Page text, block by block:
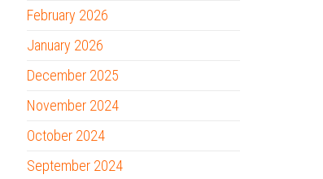
February 2026
January 2026
December 2025
November 2024
October 2024
September 2024